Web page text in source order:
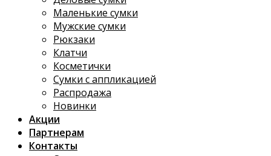
Маленькие сумки
Мужские сумки
Рюкзаки
Клатчи
Косметички
Сумки с аппликацией
Распродажа
Новинки
Акции
Партнерам
Контакты